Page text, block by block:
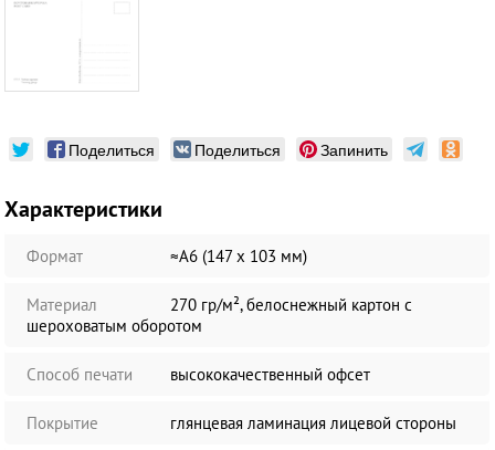
Поделиться Поделиться Запинить
Характеристики
Формат ≈А6 (147 х 103 мм)
Материал
270 гр/м², белоснежный картон с
шероховатым оборотом
Способ печати высококачественный офсет
Покрытие глянцевая ламинация лицевой стороны